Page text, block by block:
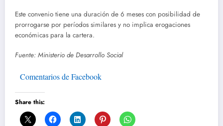
Este convenio tiene una duración de 6 meses con posibilidad de
prorrogarse por períodos similares y no implica erogaciones
económicas para la cartera.
Fuente: Ministerio de Desarrollo Social
Comentarios de Facebook
Share this: